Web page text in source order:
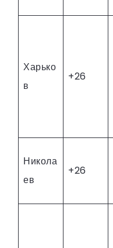
Харько
в
+26
Никола
ев
+26